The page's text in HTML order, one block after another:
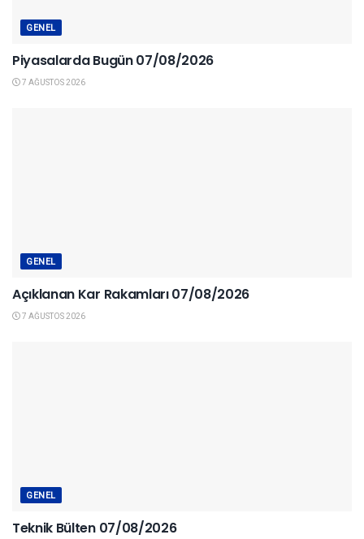
GENEL
Piyasalarda Bugün 07/08/2026
7 AĞUSTOS 2026
GENEL
Açıklanan Kar Rakamları 07/08/2026
7 AĞUSTOS 2026
GENEL
Teknik Bülten 07/08/2026